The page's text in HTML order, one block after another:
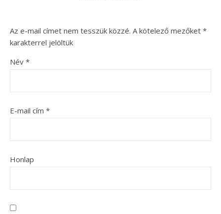
Az e-mail címet nem tesszük közzé. A kötelező mezőket *
karakterrel jelöltük
Név *
E-mail cím *
Honlap